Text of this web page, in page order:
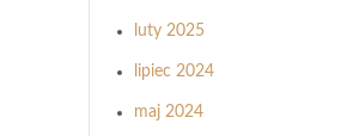
luty 2025
lipiec 2024
maj 2024